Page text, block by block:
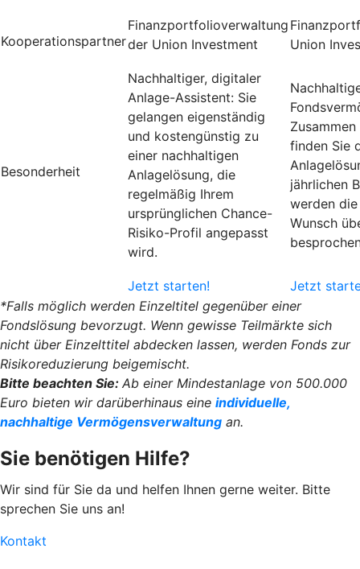
Kooperationspartner
Finanzportfolioverwaltung
der Union Investment
Union
Besonderheit
Nachhaltiger, digitaler
Anlage-Assistent: Sie
gelangen eigenständig
und kostengünstig zu
einer nachhaltigen
Anlagelösung, die
regelmäßig Ihrem
ursprünglichen Chance-
Risiko-Profil angepasst
wird.
finden Sie
jährlichen
werden
Wunsch
Jetzt starten!
Jetzt
*Falls möglich werden Einzeltitel gegenüber einer
Fondslösung bevorzugt. Wenn gewisse Teilmärkte sich
nicht über Einzelttitel abdecken lassen, werden Fonds zur
Risikoreduzierung beigemischt.
Bitte beachten Sie: Ab einer Mindestanlage von 500.000
Euro bieten wir darüberhinaus eine individuelle,
nachhaltige Vermögensverwaltung an.
Sie benötigen Hilfe?
Wir sind für Sie da und helfen Ihnen gerne weiter. Bitte
sprechen Sie uns an!
Kontakt